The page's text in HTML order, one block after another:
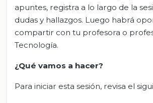
apuntes, registra a lo largo de la
dudas y hallazgos. Luego habrá
compartir con tu profesora o
Tecnología.
¿Qué vamos a hacer?
Para iniciar esta sesión, revisa el